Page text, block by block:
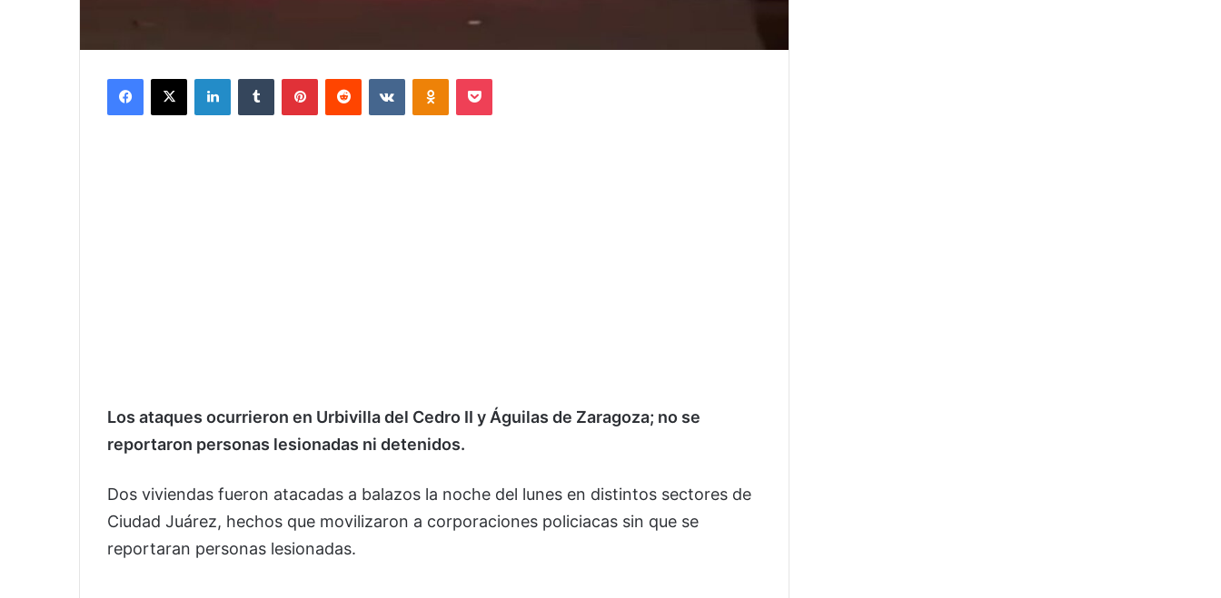
Facebook
X LinkedInTumblr PinterestReddit VKontakteOdnoklassniki
Pocket
Los ataques ocurrieron en Urbivilla del Cedro II y Águilas de Zaragoza; no se
reportaron personas lesionadas ni detenidos.
Dos viviendas fueron atacadas a balazos la noche del lunes en distintos sectores de
Ciudad Juárez, hechos que movilizaron a corporaciones policiacas sin que se
reportaran personas lesionadas.